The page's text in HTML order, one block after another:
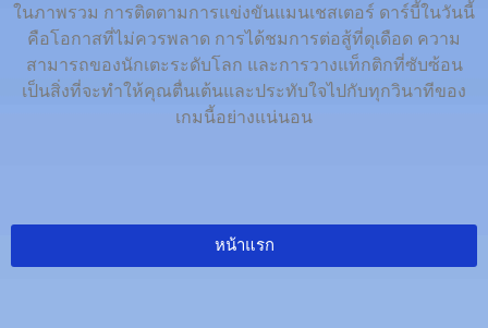
ในภาพรวม การติดตามการแข่งขันแมนเชสเตอร์ ดาร์บี้ในวันนี้
คือโอกาสที่ไม่ควรพลาด การได้ชมการต่อสู้ที่ดุเดือด ความ
สามารถของนักเตะระดับโลก และการวางแท็กติกที่ซับซ้อน
เป็นสิ่งที่จะทำให้คุณตื่นเต้นและประทับใจไปกับทุกวินาทีของ
เกมนี้อย่างแน่นอน
หน้าแรก